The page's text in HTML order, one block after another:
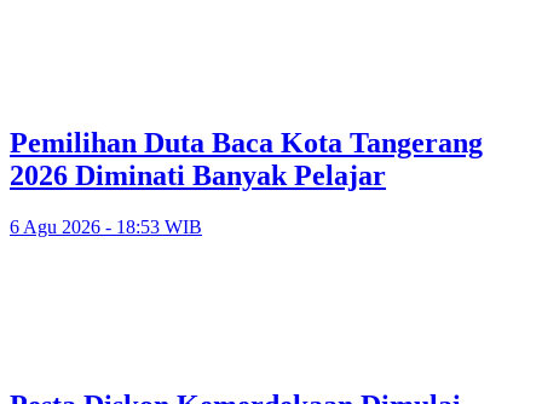
Pemilihan Duta Baca Kota Tangerang
2026 Diminati Banyak Pelajar
6 Agu 2026 - 18:53 WIB